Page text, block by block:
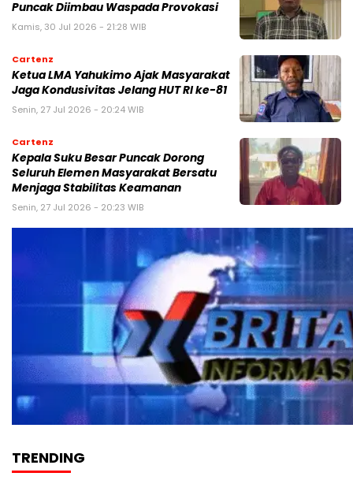
Puncak Diimbau Waspada Provokasi
Kamis, 30 Jul 2026 - 21:28 WIB
Cartenz
Ketua LMA Yahukimo Ajak Masyarakat
Jaga Kondusivitas Jelang HUT RI ke-81
Senin, 27 Jul 2026 - 20:24 WIB
Cartenz
Kepala Suku Besar Puncak Dorong
Seluruh Elemen Masyarakat Bersatu
Menjaga Stabilitas Keamanan
Senin, 27 Jul 2026 - 20:23 WIB
TRENDING